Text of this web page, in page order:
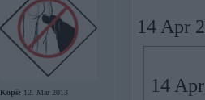
Kopš: 12. Mar 2013
14 Apr
14